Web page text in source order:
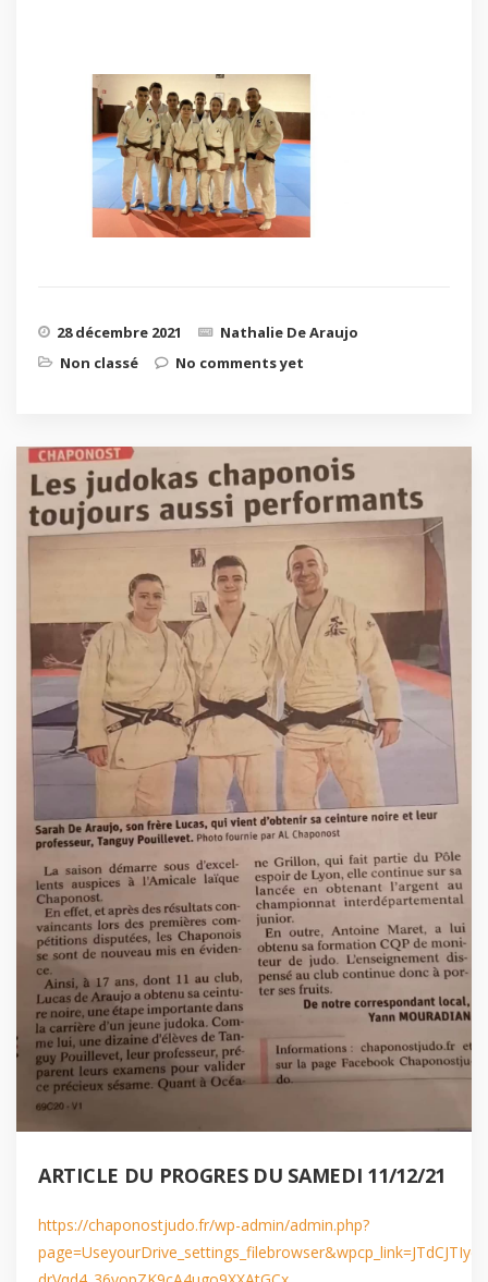
28 décembre 2021
Nathalie De Araujo
Non classé
No comments yet
ARTICLE DU PROGRES DU SAMEDI 11/12/21
https://chaponostjudo.fr/wp-admin/admin.php?